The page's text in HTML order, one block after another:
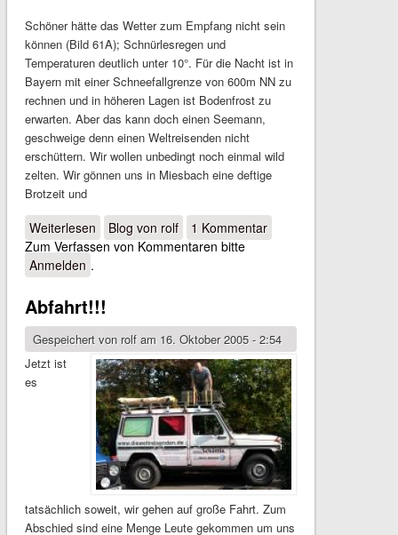
Schöner hätte das Wetter zum Empfang nicht sein
können (Bild 61A); Schnürlesregen und
Temperaturen deutlich unter 10°. Für die Nacht ist in
Bayern mit einer Schneefallgrenze von 600m NN zu
rechnen und in höheren Lagen ist Bodenfrost zu
erwarten. Aber das kann doch einen Seemann,
geschweige denn einen Weltreisenden nicht
erschüttern. Wir wollen unbedingt noch einmal wild
zelten. Wir gönnen uns in Miesbach eine deftige
Brotzeit und
Weiterlesen über Home, sweet home
Blog von rolf
1 Kommentar
Zum Verfassen von Kommentaren bitte
Anmelden .
Abfahrt!!!
Gespeichert von rolfam 16. Oktober 2005 - 2:54
Jetzt ist
es
tatsächlich soweit, wir gehen auf große Fahrt. Zum
Abschied sind eine Menge Leute gekommen um uns